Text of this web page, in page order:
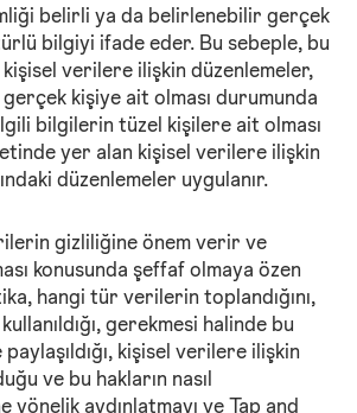
belirli ya da belirlenebilir gerçek
bilgiyi ifade eder. Bu sebeple, bu
verilere ilişkin düzenlemeler,
kişiye ait olması durumunda
bilgilerin tüzel kişilere ait olması
yer alan kişisel verilere ilişkin
düzenlemeler uygulanır.
gizliliğine önem verir ve
konusunda şeffaf olmaya özen
hangi tür verilerin toplandığını,
gerekmesi halinde bu
kişisel verilere ilişkin
ve bu hakların nasıl
yönelik aydınlatmayı ve Tap and